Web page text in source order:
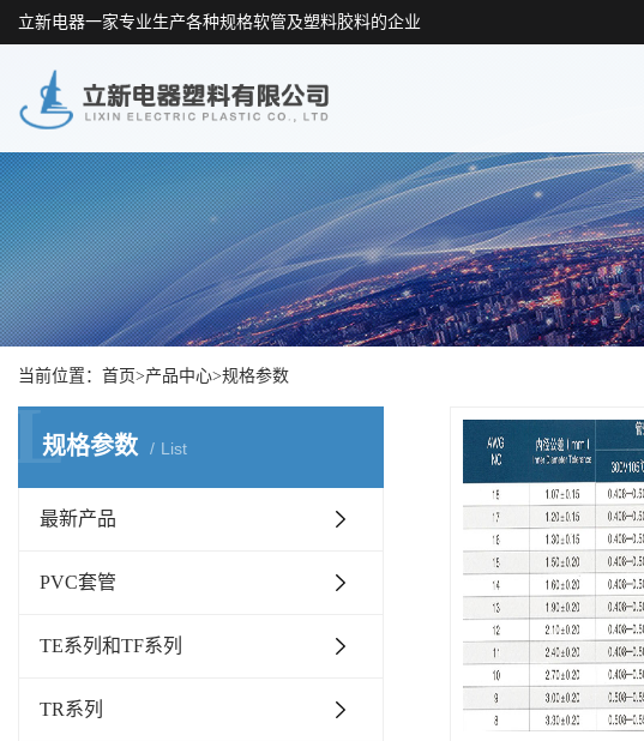
立新电器一家专业生产各种规格软管及塑料胶料的企业
当前位置： 首页>产品中心>规格参数
规格参数 List
L
最新产品
PVC套管
TE系列和TF系列
TR系列